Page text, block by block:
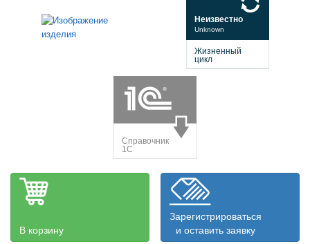
В корзину
Зарегистрироваться
и оставить заявку